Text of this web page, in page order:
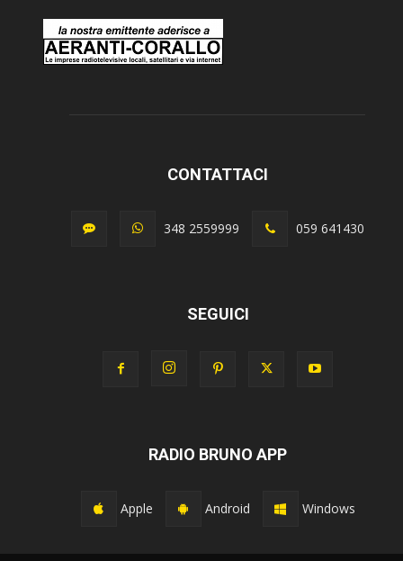
CONTATTACI
348 2559999 059 641430
SEGUICI
RADIO BRUNO APP
Apple Android Windows